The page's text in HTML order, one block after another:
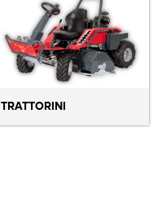
TRATTORINI